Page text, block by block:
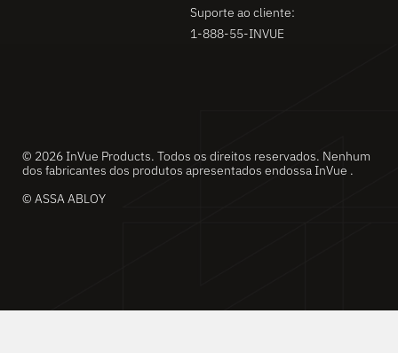
Suporte ao cliente:
1-888-55-INVUE
© 2026 InVue Products. Todos os direitos reservados. Nenhum
dos fabricantes dos produtos apresentados endossa InVue .
© ASSA ABLOY